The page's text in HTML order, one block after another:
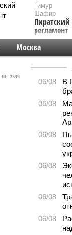
Тимур
Шафир
Пиратский
регламент
Москва
2539
06/08
В
06/08
06/08
06/08
06/08
06/08